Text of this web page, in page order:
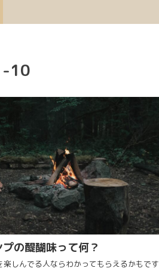
10
の醍醐味って何？
楽しんでる人ならわかってもらえるかもです